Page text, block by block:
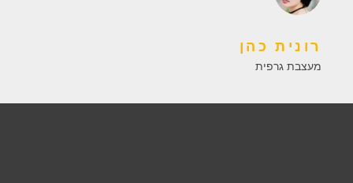
רונית כהן
מעצבת גרפית